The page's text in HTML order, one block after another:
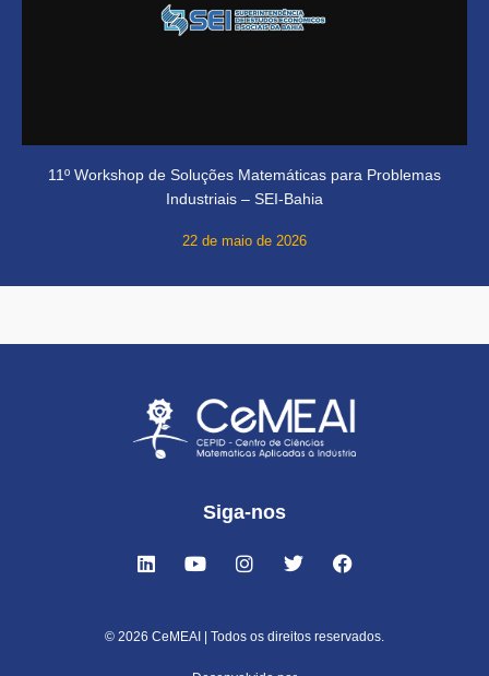
11º Workshop de Soluções Matemáticas para Problemas
Industriais – SEI-Bahia
22 de maio de 2026
Siga-nos
© 2026 CeMEAI | Todos os direitos reservados.